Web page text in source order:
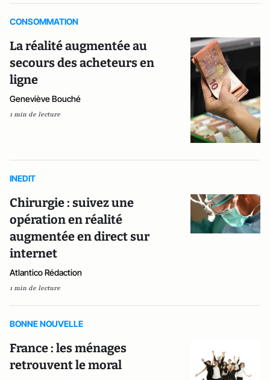
CONSOMMATION
La réalité augmentée au
secours des acheteurs en
ligne
Geneviève Bouché
1 min de lecture
INEDIT
Chirurgie : suivez une
opération en réalité
augmentée en direct sur
internet
Atlantico Rédaction
1 min de lecture
BONNE NOUVELLE
France : les ménages
retrouvent le moral